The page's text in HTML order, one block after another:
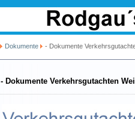
Dokumente - Dokumente
- Dokumente Verkehrsgutachten